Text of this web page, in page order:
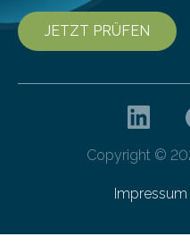
JETZT PRÜFEN
Copyright ©
Impressum